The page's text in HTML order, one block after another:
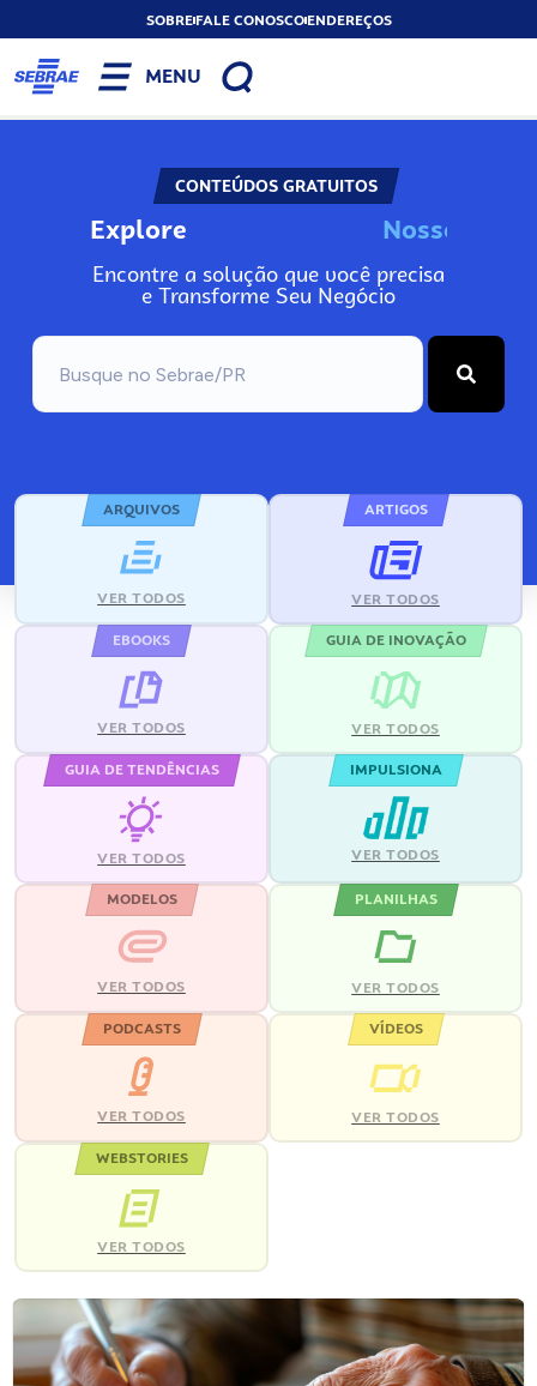
SOBREFALE CONOSCOENDEREÇOS
MENU
CONTEÚDOS GRATUITOS
Explore Nosso
Encontre a solução que você precisa
e Transforme Seu Negócio
ARQUIVOS
VER TODOS
ARTIGOS
VER TODOS
EBOOKS
VER TODOS
GUIA DE INOVAÇÃO
VER TODOS
GUIA DE TENDÊNCIAS
VER TODOS
IMPULSIONA
VER TODOS
MODELOS
VER TODOS
PLANILHAS
VER TODOS
PODCASTS
VER TODOS
VÍDEOS
VER TODOS
WEBSTORIES
VER TODOS